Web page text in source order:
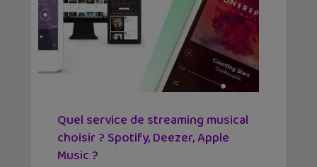
Quel service de streaming musical
choisir ? Spotify, Deezer, Apple
Music ?